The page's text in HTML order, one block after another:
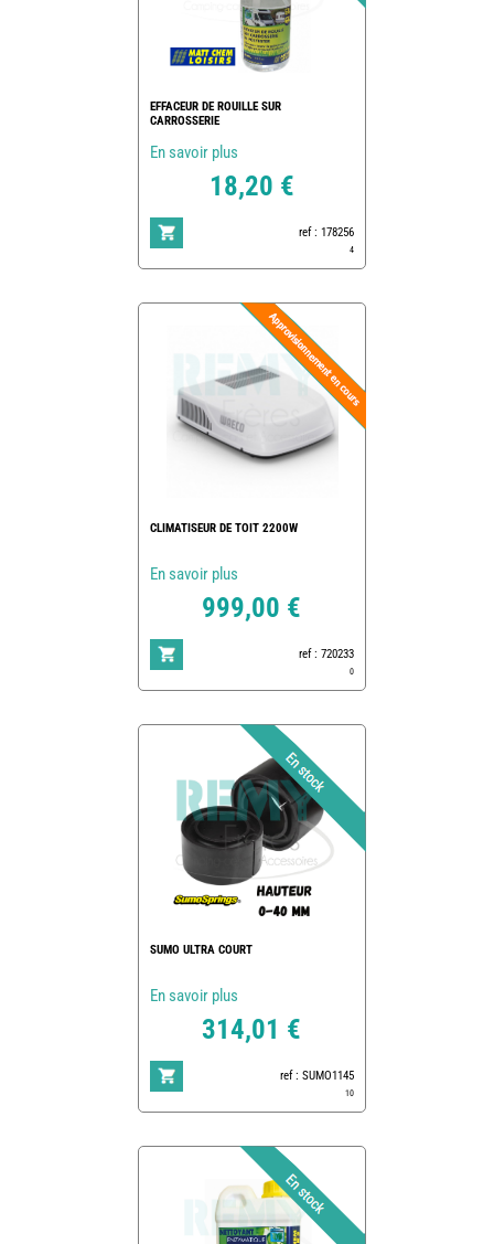
EFFACEUR DE ROUILLE SUR
CARROSSERIE
En savoir plus
18,20 €
ref : 178256
4
CLIMATISEUR DE TOIT 2200W
En savoir plus
999,00 €
ref : 720233
0
SUMO ULTRA COURT
En savoir plus
314,01 €
ref : SUMO1145
10